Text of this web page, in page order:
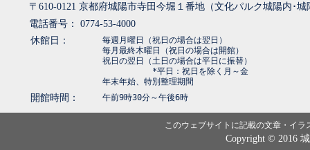
〒610-0121 京都府城陽市寺田今堀１番地（文化パルク城陽内･
電話番号： 0774-53-4000
休館日：
毎週月曜日（祝日の場合は翌日）
毎月最終木曜日（祝日の場合は開館）
祝日の翌日（土日の場合は平日に振替）
*平日：祝日を除く月～金
年末年始、特別整理期間
開館時間： 午前9時30分～午後6時
このウェブサイトに記載の文章・イ
Copyright © 2016